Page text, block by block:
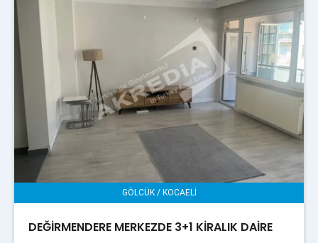
GÖLCÜK / KOCAELİ
DEĞİRMENDERE MERKEZDE 3+1 KİRALIK DAİRE